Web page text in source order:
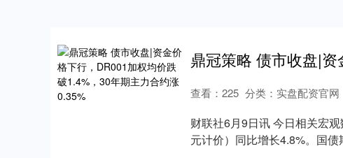
查看： 225 分类： 实盘配资官网
财联社6月9日讯 今日相关宏
元计价）同比增长4.8%。国